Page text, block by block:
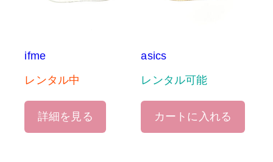
ifme
レンタル中
詳細を見る
asics
レンタル可能
カートに入れる